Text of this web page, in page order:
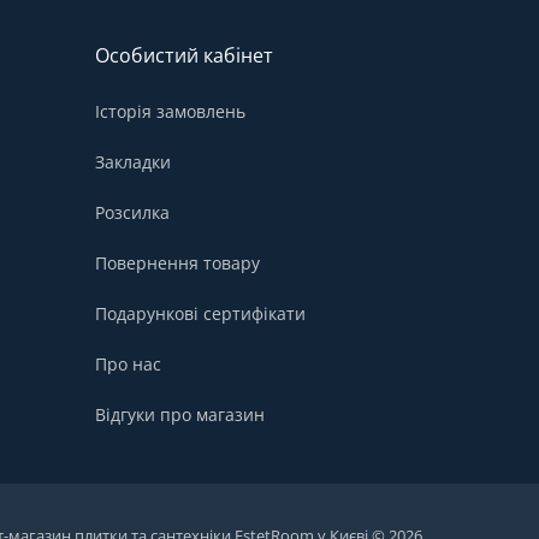
Особистий кабінет
Історія замовлень
Закладки
Розсилка
Повернення товару
Подарункові сертифікати
Про нас
Відгуки про магазин